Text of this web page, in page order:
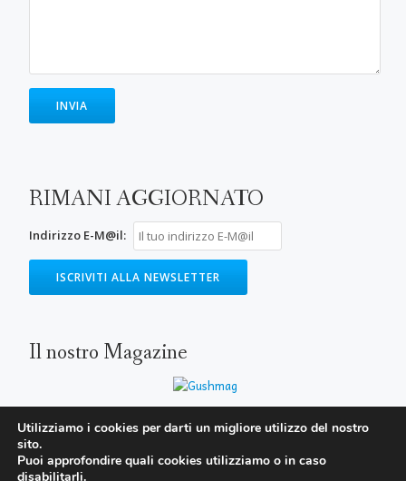
RIMANI AGGIORNATO
Indirizzo E-M@il:
Il nostro Magazine
SECONDARY
MENU
Utilizziamo i cookies per darti un migliore utilizzo del nostro
sito.
Puoi approfondire quali cookies utilizziamo o in caso
disabilitarli.